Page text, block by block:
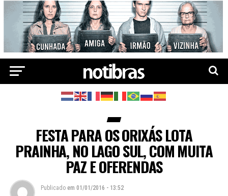
FESTA PARA OS ORIXÁS LOTA
PRAINHA, NO LAGO SUL, COM MUITA
PAZ E OFERENDAS
Publicado em 01/01/2016 - 13:52